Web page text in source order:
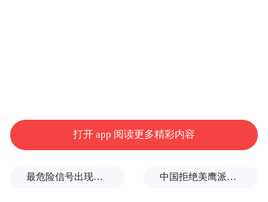
“特别声明：以上作品内容(包括在内的视频、图片或音
频)为凤凰网旗下自媒体平台“大风号”用户上传并发
打开 app 阅读更多精彩内容
最危险信号出现！全球能源大动脉岌岌可危 中国拒绝美鹰派副防长访华？弦外之音被热议